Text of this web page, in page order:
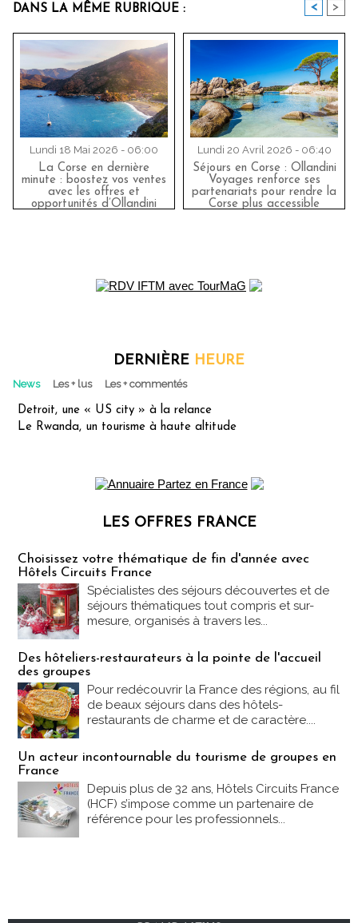
DANS LA MÊME RUBRIQUE : < >
Lundi 18 Mai 2026 - 06:00
La Corse en dernière
minute : boostez vos ventes
avec les offres et
opportunités d’Ollandini
Lundi 20 Avril 2026 - 06:40
Séjours en Corse : Ollandini
Voyages renforce ses
partenariats pour rendre la
Corse plus accessible
DERNIÈRE HEURE
News Les + lus Les + commentés
Detroit, une « US city » à la relance
Le Rwanda, un tourisme à haute altitude
LES OFFRES FRANCE
Choisissez votre thématique de fin d'année avec
Hôtels Circuits France
Spécialistes des séjours découvertes et de
séjours thématiques tout compris et sur-
mesure, organisés à travers les...
Des hôteliers-restaurateurs à la pointe de l'accueil
des groupes
Pour redécouvrir la France des régions, au fil
de beaux séjours dans des hôtels-
restaurants de charme et de caractère....
Un acteur incontournable du tourisme de groupes en
France
Depuis plus de 32 ans, Hôtels Circuits France
(HCF) s’impose comme un partenaire de
référence pour les professionnels...